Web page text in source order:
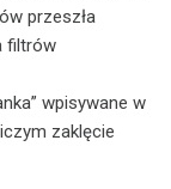
przeszła
filtrów
wpisywane w
zaklęcie